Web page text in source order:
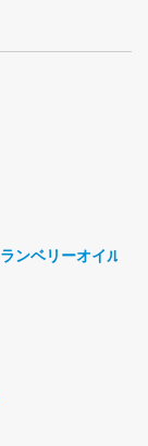
ンベリーオイル）